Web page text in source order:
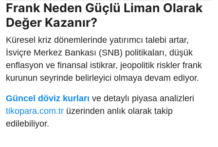
Frank Neden Güçlü Liman Olarak
Değer Kazanır?
Küresel kriz dönemlerinde yatırımcı talebi artar,
İsviçre Merkez Bankası (SNB) politikaları, düşük
enflasyon ve finansal istikrar, jeopolitik riskler frank
kurunun seyrinde belirleyici olmaya devam ediyor.
Güncel döviz kurları ve detaylı piyasa analizleri
tikopara.com.tr üzerinden anlık olarak takip
edilebiliyor.